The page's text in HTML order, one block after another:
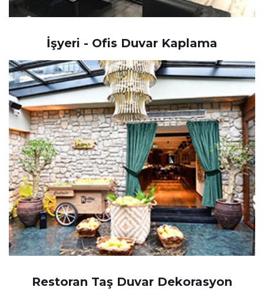
İşyeri - Ofis Duvar Kaplama
Restoran Taş Duvar Dekorasyon